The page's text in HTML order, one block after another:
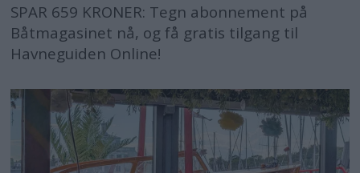
SPAR 659 KRONER: Tegn abonnement på
Båtmagasinet nå, og få gratis tilgang til
Havneguiden Online!